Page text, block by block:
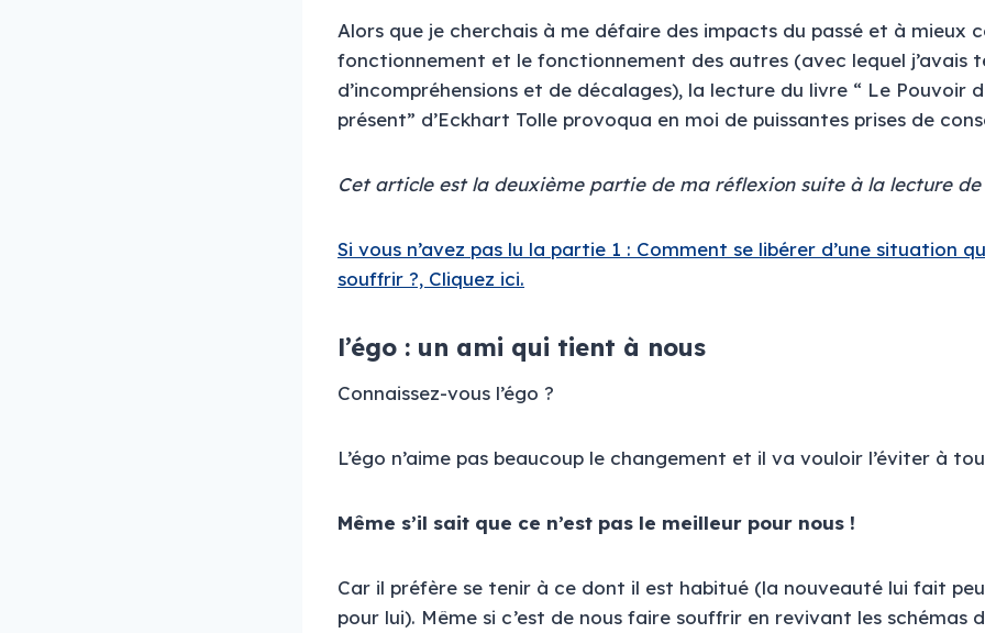
Alors que je cherchais à me défaire des impacts du passé et à mieux
fonctionnement et le fonctionnement des autres (avec lequel j’avais
d’incompréhensions et de décalages), la lecture du livre “ Le Pouvoir
présent” d’Eckhart Tolle provoqua en moi de puissantes prises de
Cet article est la deuxième partie de ma réflexion suite à la lecture de
Si vous n’avez pas lu la partie 1 : Comment se libérer d’une situation
souffrir ?, Cliquez ici.
l’égo : un ami qui tient à nous
Connaissez-vous l’égo ?
L’égo n’aime pas beaucoup le changement et il va vouloir l’éviter à
Même s’il sait que ce n’est pas le meilleur pour nous !
Car il préfère se tenir à ce dont il est habitué (la nouveauté lui fait
pour lui). Même si c’est de nous faire souffrir en revivant les schémas